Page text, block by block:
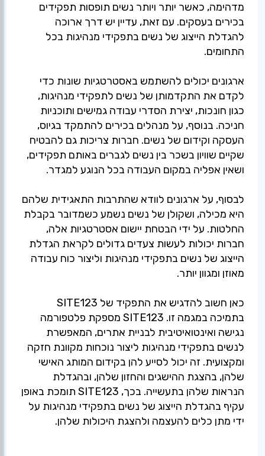
מדהימה, כאשר יותר ויותר נשים תופסות תפקידים
בכירים בעסקים. עם זאת, עדיין יש דרך ארוכה
להגדלת הייצוג של נשים בתפקידי מנהיגות בכל
ארגונים יכולים להשתמש באסטרטגיות שונות כדי
לקדם את התקדמותן של נשים לתפקידי מנהיגות,
כגון חונכות, יצירת הסדרי עבודה גמישים ותוכניות
חניכה. בנוסף, על מנהלים בכירים להתמקד בגיוס,
העסקה וקידום של נשים. חברות צריכות גם להבטיח
שקיים שוויון בשכר בין נשים לגברים באותם תפקידים,
לבסוף, על ארגונים לוודא שהתרבות התאגידית שלהם
היא מכילה, ושקולן של נשים נשמע כשמדובר בקבלת
החלטות. על ידי הבטחת יישום אסטרטגיות אלה,
חברות יכולות לעשות צעדים גדולים לקראת הגדלת
הייצוג של נשים בתפקידי מנהיגות וליצור כוח עבודה
כאן חשוב להדגיש את התפקיד של SITE123
בתמיכה במגמה זו. SITE123 מספקת פלטפורמה
נגישה ואינטואיטיבית לבניית אתרים, המאפשרת
לנשים בתפקידי מנהיגות ליצור נוכחות מקוונת חזקה
ומקצועית. זה יכול לסייע להן בקידום המותג האישי
שלהן, בהצגת ההישגים והחזון שלהן, ובהגדלת
הנראות שלהן בתעשייה. בכך, SITE123 תומכת באופן
עקיף בהגדלת הייצוג של נשים בתפקידי מנהיגות על
ידי מתן כלים להעצמה ולהצגת היכולות שלהן.